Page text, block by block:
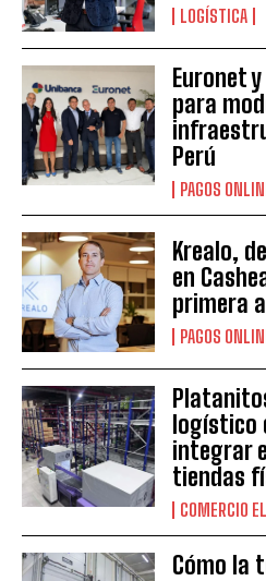
LOGÍSTICA
Euronet
para
Perú
PAGOS
Krealo,
en
primera
PAGOS
logístico
integrar
tiendas
COMERCIO
Cómo la